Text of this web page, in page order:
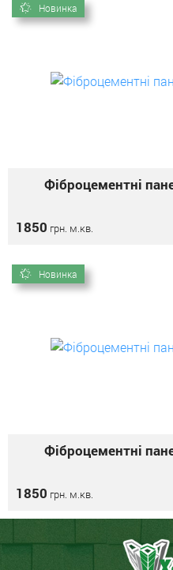
Новинка
Фіброцементні
1850 грн. м.кв.
Новинка
Фіброцементні
1850 грн. м.кв.